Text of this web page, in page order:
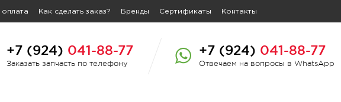
Как сделать заказ? Бренды Сертификаты Контакты
+7 (924) 041-88-77
Заказать запчасть по телефону
+7 (924) 041-88-77
Отвечаем на вопросы в WhatsApp